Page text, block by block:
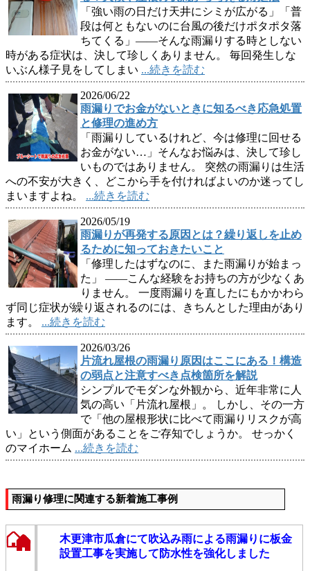
「強い雨の日だけ天井にシミが広がる」「普
段は何ともないのに台風の後だけポタポタ落
ちてくる」――そんな雨漏りする時としない
時がある症状は、決して珍しくありません。 毎回発生しな
いぶん様子見をしてしまい ...続きを読む
2026/06/22
雨漏りでお金がないときに知るべき応急処置
と修理の進め方
「雨漏りしているけれど、今は修理に回せる
お金がない…」そんなお悩みは、決して珍し
いものではありません。 突然の雨漏りは生活
への不安が大きく、どこから手を付ければよいのか迷ってし
まいますよね。 ...続きを読む
2026/05/19
雨漏りが再発する原因とは？繰り返しを止め
るために知っておきたいこと
「修理したはずなのに、また雨漏りが始まっ
た」 ——こんな経験をお持ちの方が少なくあ
りません。 一度雨漏りを直したにもかかわら
ず同じ症状が繰り返されるのには、きちんとした理由があり
ます。 ...続きを読む
2026/03/26
片流れ屋根の雨漏り原因はここにある！構造
の弱点と注意すべき点検箇所を解説
シンプルでモダンな外観から、近年非常に人
気の高い「片流れ屋根」。 しかし、その一方
で「他の屋根形状に比べて雨漏りリスクが高
い」という側面があることをご存知でしょうか。 せっかく
のマイホーム ...続きを読む
雨漏り修理に関連する新着施工事例
木更津市瓜倉にて吹込み雨による雨漏りに板金
設置工事を実施して防水性を強化しました